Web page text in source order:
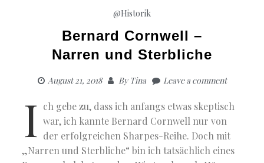
@Historik
Bernard Cornwell –
Narren und Sterbliche
August 21, 2018 ByTina Leave a comment
I ch gebe zu, dass ich anfangs etwas skeptisch
war, ich kannte Bernard Cornwell nur von
der erfolgreichen Sharpes-Reihe. Doch mit
„Narren und Sterbliche“ bin ich tatsächlich eines